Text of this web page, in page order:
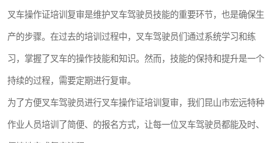
叉车操作证培训复审是维护叉车驾驶员技能的重要环节，也是确保生
产的步骤。在过去的培训过程中，叉车驾驶员们通过系统学习和练
习，掌握了叉车的操作技能和知识。然而，技能的保持和提升是一个
持续的过程，需要定期进行复审。
为了方便叉车驾驶员进行叉车操作证培训复审，我们昆山市宏远特种
作业人员培训了简便、的报名方式，让每一位叉车驾驶员都能及时、
叉车培训中心 叉车操作证培训复审
叉车司机培训